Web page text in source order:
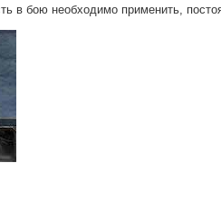
в бою необходимо применить,